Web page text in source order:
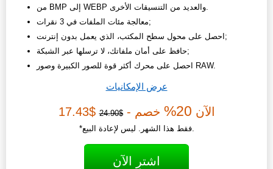
من BMP إلى WEBP والعديد من التنسيقات الأخرى.
معالجة مئات الملفات في 3 نقرات;
احصل على محول سطح المكتب، الذي يعمل بدون إنترنت;
حافظ على أمان ملفاتك، لا ترسلها عبر الشبكة;
احصل على محرك أكثر قوة للصور الكبيرة وصور RAW.
عرض الإمكانيات
الآن 20% خصم -$24.90
$17.43
*فقط هذا الشهر. ليس لإعادة البيع.
اشترِ الآن